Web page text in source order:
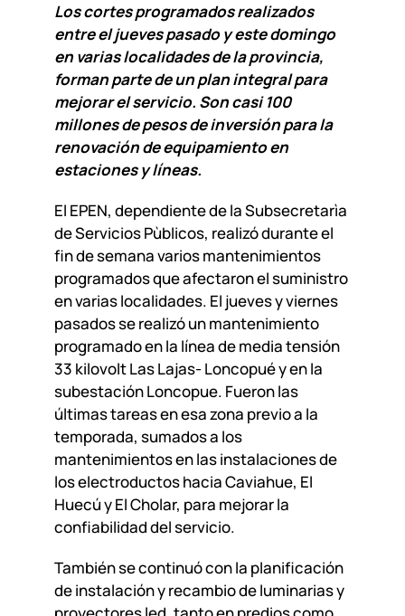
Los cortes programados realizados
entre el jueves pasado y este domingo
en varias localidades de la provincia,
forman parte de un plan integral para
mejorar el servicio. Son casi 100
millones de pesos de inversión para la
renovación de equipamiento en
estaciones y líneas.
El EPEN, dependiente de la Subsecretarìa
de Servicios Pùblicos, realizó durante el
fin de semana varios mantenimientos
programados que afectaron el suministro
en varias localidades. El jueves y viernes
pasados se realizó un mantenimiento
programado en la línea de media tensión
33 kilovolt Las Lajas- Loncopué y en la
subestación Loncopue. Fueron las
últimas tareas en esa zona previo a la
temporada, sumados a los
mantenimientos en las instalaciones de
los electroductos hacia Caviahue, El
Huecú y El Cholar, para mejorar la
confiabilidad del servicio.
También se continuó con la planificación
de instalación y recambio de luminarias y